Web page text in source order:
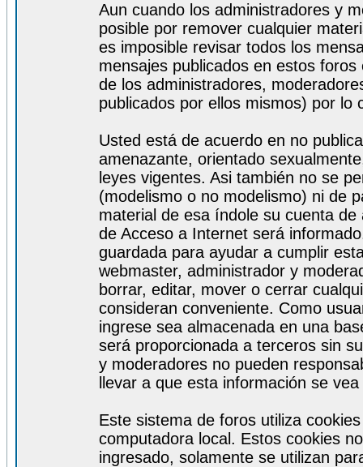
Aun cuando los administradores y
posible por remover cualquier
es imposible revisar todos los
mensajes publicados en estos
de los administradores,
publicados por ellos mismos) por lo
Usted está de acuerdo en no
amenazante, orientado
leyes vigentes. Asi también no se
(modelismo o no modelismo) ni de
material de esa índole su cuenta
de Acceso a Internet será
guardada para ayudar a cumplir
webmaster, administrador y
borrar, editar, mover o cerrar
consideran conveniente. Como
ingrese sea almacenada en una
será proporcionada a terceros sin
y moderadores no pueden
llevar a que esta información se
Este sistema de foros utiliza
computadora local. Estos cookies
ingresado, solamente se utilizan